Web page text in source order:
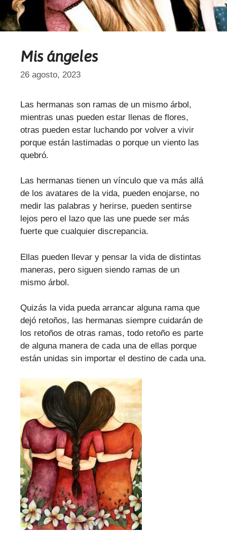
Mis ángeles
26 agosto, 2023
Las hermanas son ramas de un mismo árbol,
mientras unas pueden estar llenas de flores,
otras pueden estar luchando por volver a vivir
porque están lastimadas o porque un viento las
quebró.
Las hermanas tienen un vínculo que va más allá
de los avatares de la vida, pueden enojarse, no
medir las palabras y herirse, pueden sentirse
lejos pero el lazo que las une puede ser más
fuerte que cualquier discrepancia.
Ellas pueden llevar y pensar la vida de distintas
maneras, pero siguen siendo ramas de un
mismo árbol.
Quizás la vida pueda arrancar alguna rama que
dejó retoños, las hermanas siempre cuidarán de
los retoños de otras ramas, todo retoño es parte
de alguna manera de cada una de ellas porque
están unidas sin importar el destino de cada una.